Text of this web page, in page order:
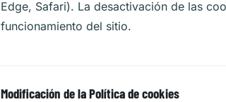
Edge, Safari). La desactivación de las
funcionamiento del sitio.
Modificación de la Política de cookies